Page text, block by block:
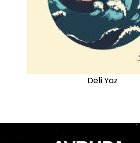
Deli Yaz